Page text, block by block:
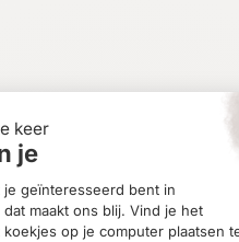
, Portofino servies,Rivièra